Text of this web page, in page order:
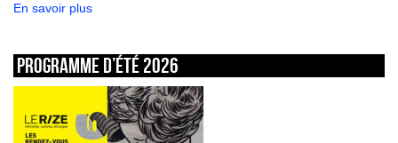
En savoir plus
Programme d’été 2026